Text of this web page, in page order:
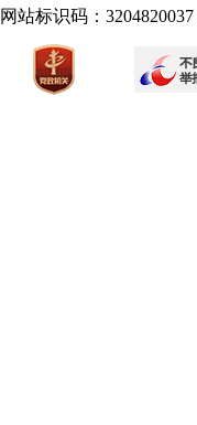
网站标识码：3204820037